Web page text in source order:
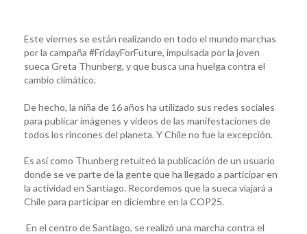
Este viernes se están realizando en todo el mundo marchas
por la campaña #FridayForFuture, impulsada por la joven
sueca Greta Thunberg, y que busca una huelga contra el
cambio climático.
De hecho, la niña de 16 años ha utilizado sus redes sociales
para publicar imágenes y videos de las manifestaciones de
todos los rincones del planeta. Y Chile no fue la excepción.
Es así como Thunberg retuiteó la publicación de un usuario
donde se ve parte de la gente que ha llegado a participar en
la actividad en Santiago. Recordemos que la sueca viajará a
Chile para participar en diciembre en la COP25.
En el centro de Santiago, se realizó una marcha contra el